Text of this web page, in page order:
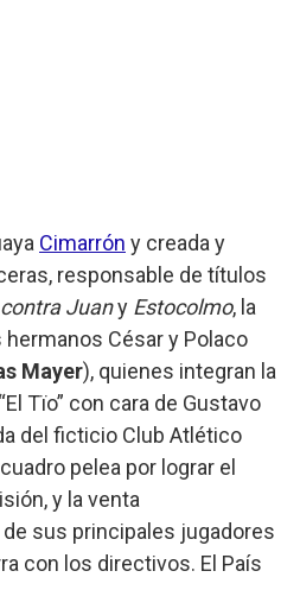
Cimarrón y creada y
responsable de títulos
Juany Estocolmo, la
César y Polaco
Mayer), quienes integran la
Tïo” con cara de Gustavo
del ficticio Club Atlético
pelea por lograr el
y la venta
sus principales jugadores
con los directivos. El País